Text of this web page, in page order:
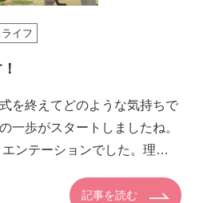
イフ
を終えてどのような気持ちで
一歩がスタートしましたね。
ンテーションでした。理事
記事を読む